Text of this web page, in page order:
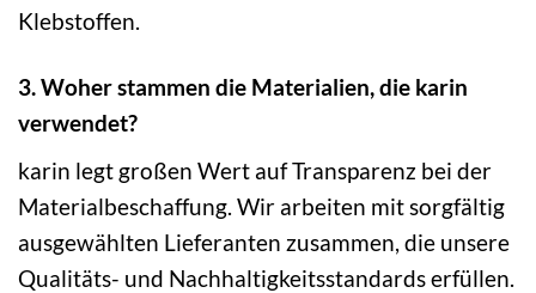
Klebstoffen.
3. Woher stammen die Materialien, die karin
verwendet?
karin legt großen Wert auf Transparenz bei der
Materialbeschaffung. Wir arbeiten mit sorgfältig
ausgewählten Lieferanten zusammen, die unsere
Qualitäts- und Nachhaltigkeitsstandards erfüllen.